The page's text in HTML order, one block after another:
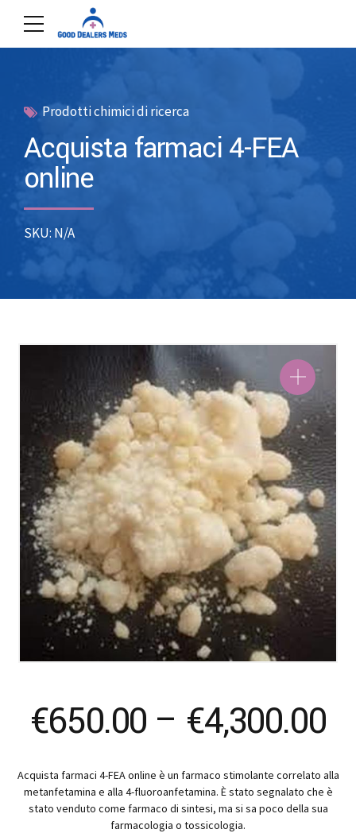
Prodotti chimici di ricerca
Acquista farmaci 4-FEA
online
SKU: N/A
€650.00 – €4,300.00
Acquista farmaci 4-FEA online è un farmaco stimolante correlato alla
metanfetamina e alla 4-fluoroanfetamina. È stato segnalato che è
stato venduto come farmaco di sintesi, ma si sa poco della sua
farmacologia o tossicologia.